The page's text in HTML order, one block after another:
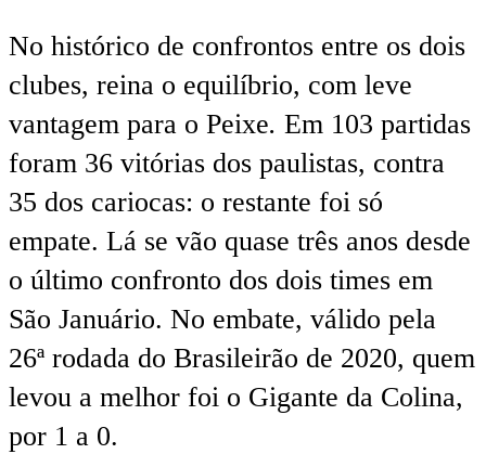
No histórico de confrontos entre os dois
clubes, reina o equilíbrio, com leve
vantagem para o Peixe. Em 103 partidas
foram 36 vitórias dos paulistas, contra
35 dos cariocas: o restante foi só
empate. Lá se vão quase três anos desde
o último confronto dos dois times em
São Januário. No embate, válido pela
26ª rodada do Brasileirão de 2020, quem
levou a melhor foi o Gigante da Colina,
por 1 a 0.